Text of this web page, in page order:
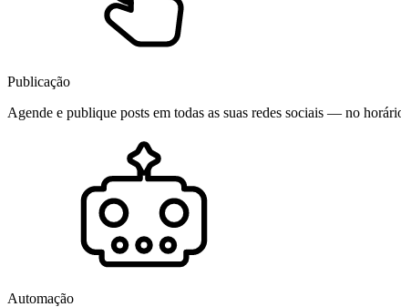
Publicação
Agende e publique posts em todas as suas redes sociais — no
Automação